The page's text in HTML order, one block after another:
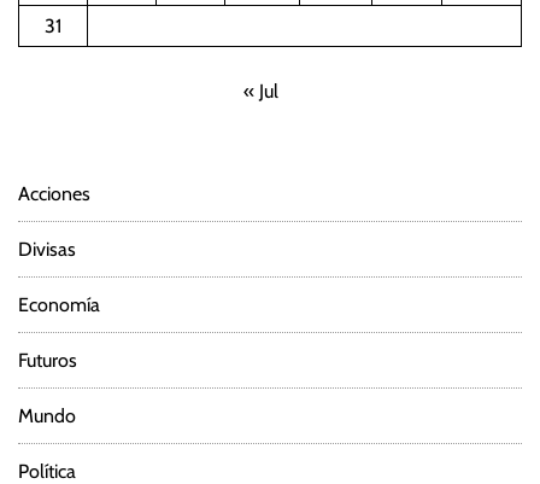
31
« Jul
Acciones
Divisas
Economía
Futuros
Mundo
Política